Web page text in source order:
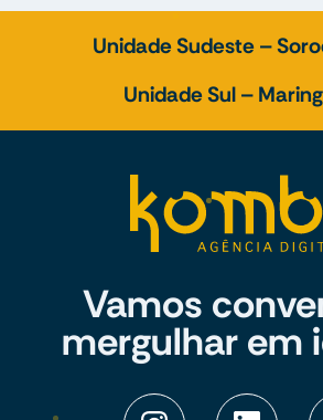
Unidade Sudeste –
Unidade Sul –
Vamos
mergulhar em